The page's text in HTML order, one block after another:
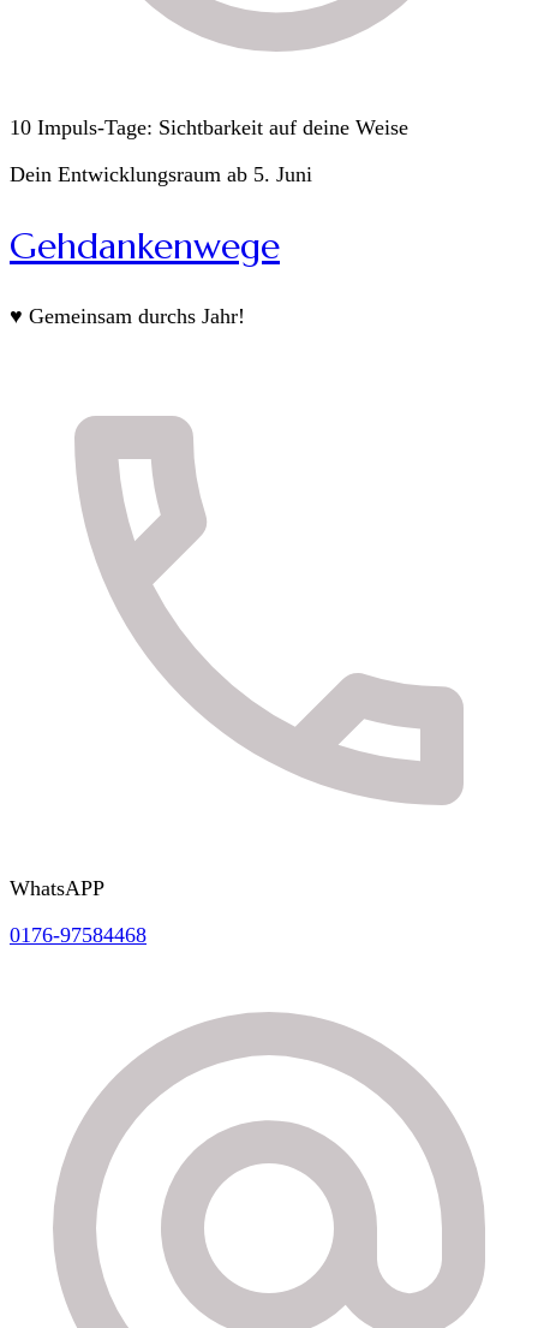
10 Impuls-Tage: Sichtbarkeit auf deine Weise
Dein Entwicklungsraum ab 5. Juni
Gehdankenwege
♥ Gemeinsam durchs Jahr!
WhatsAPP
0176-97584468